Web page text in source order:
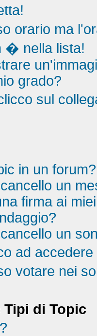
orario ma
� nella lista!
grado?
sul
in un forum?
un
firma ai
un
ad accedere
votare nei
Tipi di Topic